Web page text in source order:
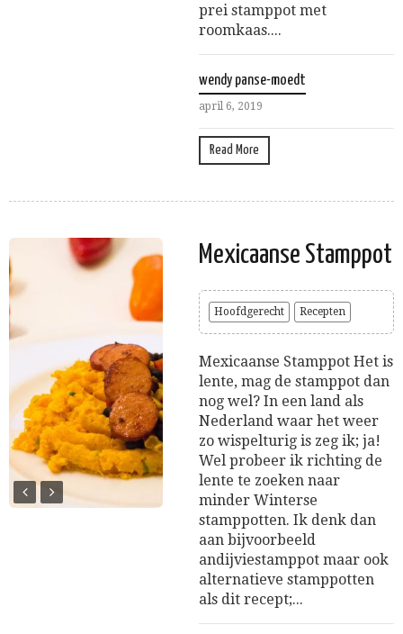
prei stamppot met
roomkaas....
wendy panse-moedt
april 6, 2019
Read More
Mexicaanse Stamppot
Hoofdgerecht Recepten
Mexicaanse Stamppot Het is
lente, mag de stamppot dan
nog wel? In een land als
Nederland waar het weer
zo wispelturig is zeg ik; ja!
Wel probeer ik richting de
lente te zoeken naar
minder Winterse
stamppotten. Ik denk dan
aan bijvoorbeeld
andijviestamppot maar ook
alternatieve stamppotten
als dit recept;...